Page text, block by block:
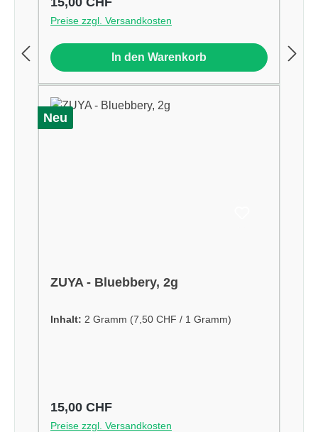
Preise zzgl. Versandkosten
In den Warenkorb
Neu
ZUYA - Bluebbery, 2g
Inhalt: 2 Gramm (7,50 CHF / 1 Gramm)
Regulärer Preis:
15,00 CHF
Preise zzgl. Versandkosten